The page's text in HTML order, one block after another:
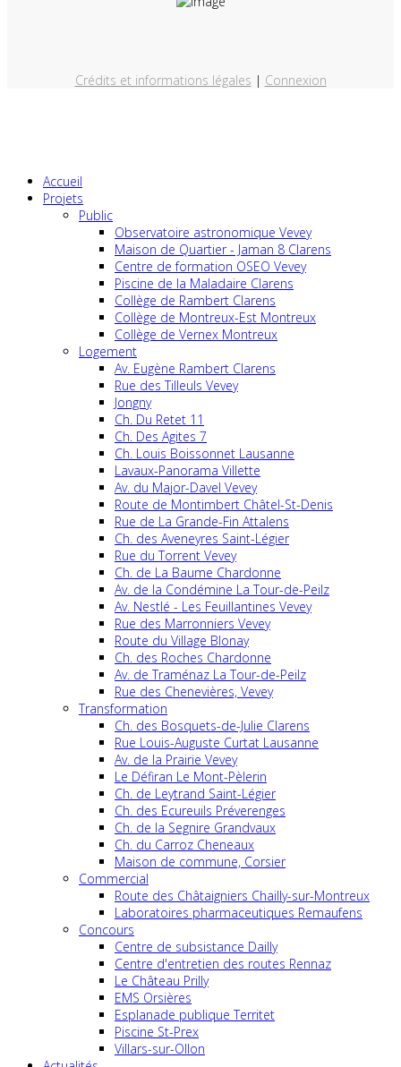
Crédits et informations légales | Connexion
Accueil
Projets
Public
Observatoire astronomique Vevey
Maison de Quartier - Jaman 8 Clarens
Centre de formation OSEO Vevey
Piscine de la Maladaire Clarens
Collège de Rambert Clarens
Collège de Montreux-Est Montreux
Collège de Vernex Montreux
Logement
Av. Eugène Rambert Clarens
Rue des Tilleuls Vevey
Jongny
Ch. Du Retet 11
Ch. Des Agites 7
Ch. Louis Boissonnet Lausanne
Lavaux-Panorama Villette
Av. du Major-Davel Vevey
Route de Montimbert Châtel-St-Denis
Rue de La Grande-Fin Attalens
Ch. des Aveneyres Saint-Légier
Rue du Torrent Vevey
Ch. de La Baume Chardonne
Av. de la Condémine La Tour-de-Peilz
Av. Nestlé - Les Feuillantines Vevey
Rue des Marronniers Vevey
Route du Village Blonay
Ch. des Roches Chardonne
Av. de Traménaz La Tour-de-Peilz
Rue des Chenevières, Vevey
Transformation
Ch. des Bosquets-de-Julie Clarens
Rue Louis-Auguste Curtat Lausanne
Av. de la Prairie Vevey
Le Défiran Le Mont-Pèlerin
Ch. de Leytrand Saint-Légier
Ch. des Ecureuils Préverenges
Ch. de la Segnire Grandvaux
Ch. du Carroz Cheneaux
Maison de commune, Corsier
Commercial
Route des Châtaigniers Chailly-sur-Montreux
Laboratoires pharmaceutiques Remaufens
Concours
Centre de subsistance Dailly
Centre d'entretien des routes Rennaz
Le Château Prilly
EMS Orsières
Esplanade publique Territet
Piscine St-Prex
Villars-sur-Ollon